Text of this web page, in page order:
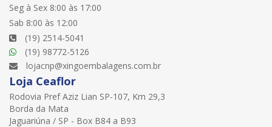
Seg à Sex 8:00 às 17:00
Sab 8:00 às 12:00
(19) 2514-5041
(19) 98772-5126
lojacnp@xingoembalagens.com.br
Loja Ceaflor
Rodovia Pref Aziz Lian SP-107, Km 29,3
Borda da Mata
Jaguariúna / SP - Box B84 a B93